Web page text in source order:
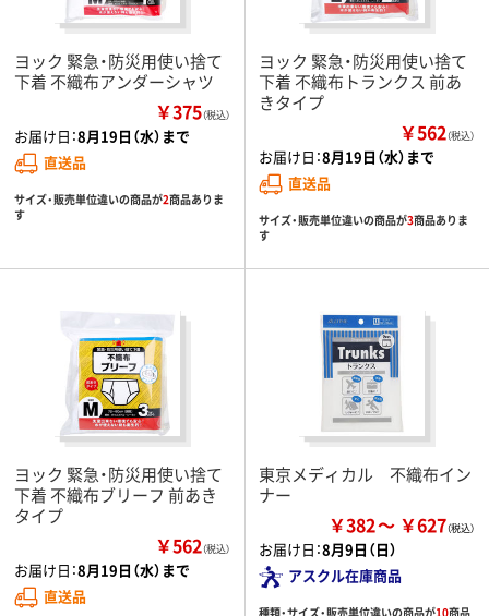
ヨック 緊急・防災用使い捨て
下着 不織布アンダーシャツ
￥375（税込）
お届け日：8月19日（水）まで
直送品
サイズ・販売単位違いの商品が2商品ありま
す
ヨック 緊急・防災用使い捨て
下着 不織布トランクス 前あ
きタイプ
￥562（税込）
お届け日：8月19日（水）まで
直送品
サイズ・販売単位違いの商品が3商品ありま
す
ヨック 緊急・防災用使い捨て
下着 不織布ブリーフ 前あき
タイプ
￥562（税込）
お届け日：8月19日（水）まで
直送品
東京メディカル 不織布イン
ナー
￥382 ￥627
お届け日：8月9日（日）
アスクル在庫商品
種類・サイズ・販売単位違いの商品が10商品